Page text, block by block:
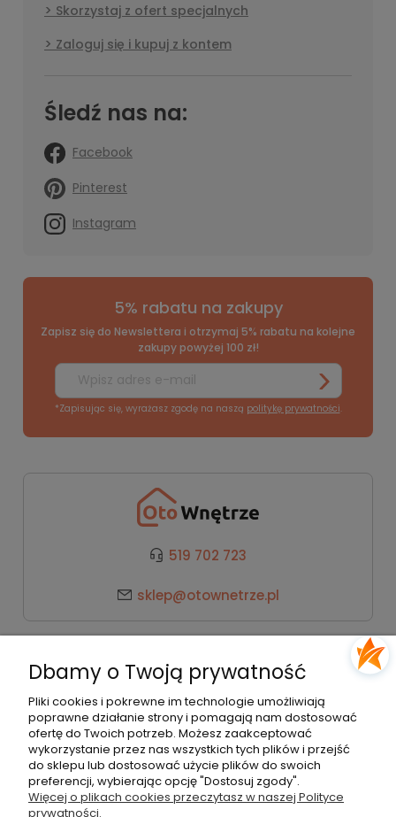
Skorzystaj z ofert specjalnych
Zaloguj się i kupuj z kontem
Śledź nas na:
Facebook
Pinterest
Instagram
5% rabatu na zakupy
Zapisz się do Newslettera i otrzymaj 5% rabatu na kolejne
zakupy powyżej 100 zł!
*Zapisując się, wyrażasz zgodę na naszą politykę prywatności.
519 702 723
sklep@otownetrze.pl
Pomoc
Moje konto
Płatności i dostawa
Dbamy o Twoją prywatność
Pliki cookies i pokrewne im technologie umożliwiają
poprawne działanie strony i pomagają nam dostosować
ofertę do Twoich potrzeb. Możesz zaakceptować
wykorzystanie przez nas wszystkich tych plików i przejść
do sklepu lub dostosować użycie plików do swoich
preferencji, wybierając opcję "Dostosuj zgody".
Więcej o plikach cookies przeczytasz w naszej Polityce
prywatności.